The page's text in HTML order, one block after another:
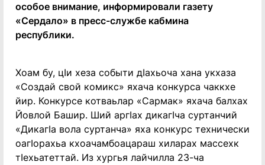
особое внимание, информировали газету
«Сердало» в пресс-службе кабмина
республики.
Хоам бу, цIи хеза событи дIахьоча хана укхаза
«Создай свой комикс» яхача конкурса чаккхе
йир. Конкурсе котваьлар «Сармак» яхача балхах
Йовлой Башир. Ший аргIах дикагIча суртанчий
«ДикагIа вола суртанча» яха конкурс технически
оагIорахьа кхоачамбоацараш хиларах массехк
тIехьатеттай. Из хургья лайчилла 23-ча